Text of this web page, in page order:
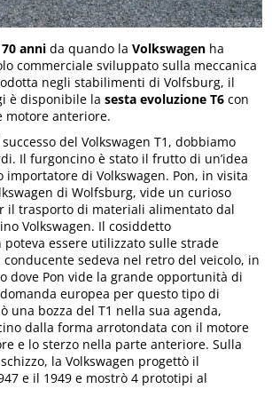
70 anni da quando laVolkswagen ha
commerciale sviluppato sulla meccanica
negli stabilimenti di Volfsburg, il
è disponibile lasesta evoluzione T6 con
motore anteriore.
del Volkswagen T1, dobbiamo
Il furgoncino è stato il frutto di un’idea
importatore di Volkswagen. Pon, in visita
di Wolfsburg, vide un curioso
il trasporto di materiali alimentato dal
Volkswagen. Il cosiddetto
poteva essere utilizzato sulle strade
sedeva nel retro del veicolo, in
dove Pon vide la grande opportunità di
europea per questo tipo di
una bozza del T1 nella sua agenda,
dalla forma arrotondata con il motore
e lo sterzo nella parte anteriore. Sulla
la Volkswagen progettò il
e il 1949 e mostrò 4 prototipi al